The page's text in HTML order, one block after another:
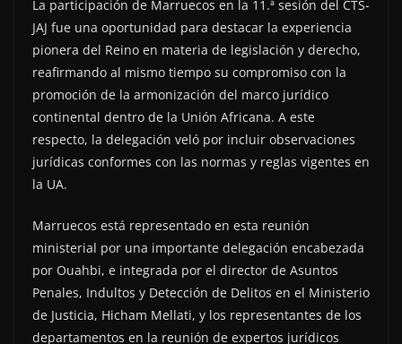
La participación de Marruecos en la 11.ª sesión del CTS-
JAJ fue una oportunidad para destacar la experiencia
pionera del Reino en materia de legislación y derecho,
reafirmando al mismo tiempo su compromiso con la
promoción de la armonización del marco jurídico
continental dentro de la Unión Africana. A este
respecto, la delegación veló por incluir observaciones
jurídicas conformes con las normas y reglas vigentes en
la UA.
Marruecos está representado en esta reunión
ministerial por una importante delegación encabezada
por Ouahbi, e integrada por el director de Asuntos
Penales, Indultos y Detección de Delitos en el Ministerio
de Justicia, Hicham Mellati, y los representantes de los
departamentos en la reunión de expertos jurídicos